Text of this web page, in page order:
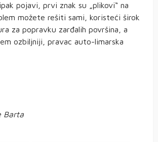
pojavi, prvi znak su „plikovi“ na
možete rešiti sami, koristeći širok
za popravku zarđalih površina, a
ozbiljniji, pravac auto-limarska
Barta